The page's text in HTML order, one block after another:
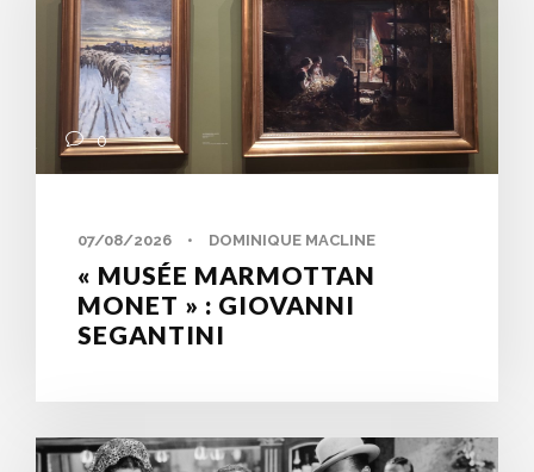
0
07/08/2026 • DOMINIQUE MACLINE
« MUSÉE MARMOTTAN
MONET » : GIOVANNI
SEGANTINI